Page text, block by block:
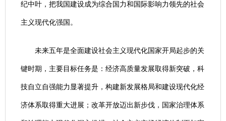
纪中叶，把我国建设成为综合国力和国际影响力领先的社会
主义现代化强国。
未来五年是全面建设社会主义现代化国家开局起步的关
键时期，主要目标任务是：经济高质量发展取得新突破，科
技自立自强能力显著提升，构建新发展格局和建设现代化经
济体系取得重大进展；改革开放迈出新步伐，国家治理体系